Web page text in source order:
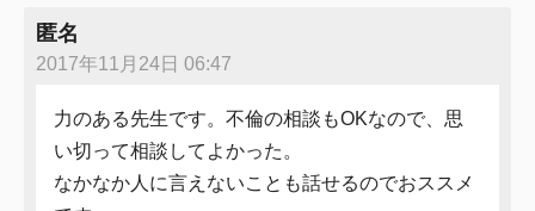
匿名
2017年11月24日 06:47
力のある先生です。不倫の相談もOKなので、思
い切って相談してよかった。
なかなか人に言えないことも話せるのでおススメ